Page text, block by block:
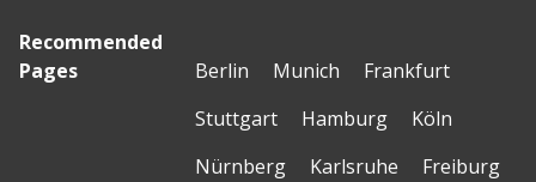
Recommended
Pages
Berlin Munich
Frankfurt
Stuttgart
Hamburg
Köln
Nürnberg
Karlsruhe Freiburg